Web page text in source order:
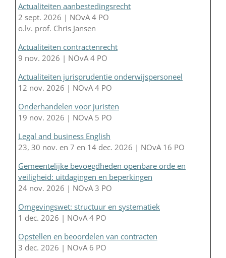
Actualiteiten aanbestedingsrecht
2 sept. 2026 | NOvA 4 PO
o.lv. prof. Chris Jansen
Actualiteiten contractenrecht
9 nov. 2026 | NOvA 4 PO
Actualiteiten jurisprudentie onderwijspersoneel
12 nov. 2026 | NOvA 4 PO
Onderhandelen voor juristen
19 nov. 2026 | NOvA 5 PO
Legal and business English
23, 30 nov. en 7 en 14 dec. 2026 | NOvA 16 PO
Gemeentelijke bevoegdheden openbare orde en
veiligheid: uitdagingen en beperkingen
24 nov. 2026 | NOvA 3 PO
Omgevingswet: structuur en systematiek
1 dec. 2026 | NOvA 4 PO
Opstellen en beoordelen van contracten
3 dec. 2026 | NOvA 6 PO